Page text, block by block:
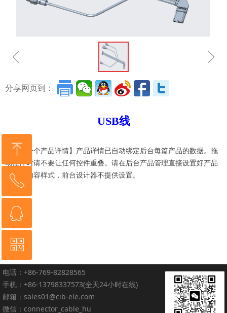
ꁆ ꁇ
USB线
【这是一个产品详情】产品详情已自动绑定后台每篇产品的数据。拖
动控件时请不要让任何控件重叠。请在后台产品管理直接设置好产品
详情的内容样式，前台设计器不提供设置。
分享网页到：
电话：+86-769-82828565
手机：+86-13798337573(全天24小时在线)
邮箱：sales01@cib-ele.com
微信：connector_cable_hu
ꁸ
回到顶部
ꂅ
076982828565
ꁗ
QQ客服
ꀥ
微信二维码